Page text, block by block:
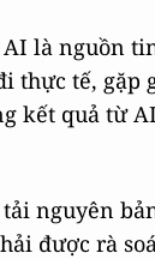
là nguồn
thực tế, gặp
kết quả từ
nguyên
được rà